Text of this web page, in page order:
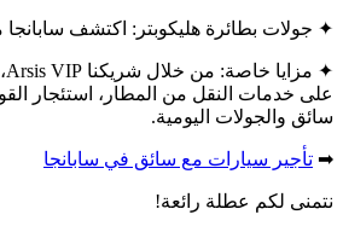
✦ جولات بطائرة هليكوبتر: اكتشف
على خدمات النقل من المطار، استئجار
سائق والجولات اليومية.
➡ تأجير سيارات مع سائق في سابانجا
نتمنى لكم عطلة رائعة!